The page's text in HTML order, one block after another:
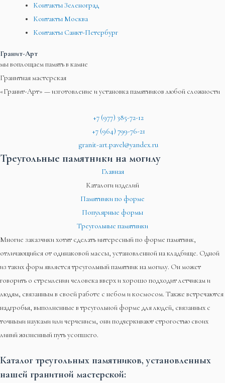
Контакты Зеленоград
Контакты Москва
Контакты Санкт-Петербург
Гранит-Арт
мы воплощаем память в камне
Гранитная мастерская
«Гранит-Арт» — изготовление и установка памятников любой сложности
+7 (977) 385-72-12
+7 (964) 799-76-21
granit-art.pavel@yandex.ru
Треугольные памятники на могилу
Главная
Каталоги изделий
Памятники по форме
Популярные формы
Треугольные памятники
Многие заказчики хотят сделать интересный по форме памятник,
отличающийся от одинаковой массы, установленной на кладбище. Одной
из таких форм является треугольный памятник на могилу. Он может
говорить о стремлении человека вверх и хорошо подходит летчикам и
людям, связанным в своей работе с небом и космосом. Также встречаются
надгробья, выполненные в треугольной форме для людей, связанных с
точными науками или черчением, они подчеркивают строгостью своих
линий жизненный путь усопшего.
Каталог треугольных памятников, установленных
нашей гранитной мастерской: